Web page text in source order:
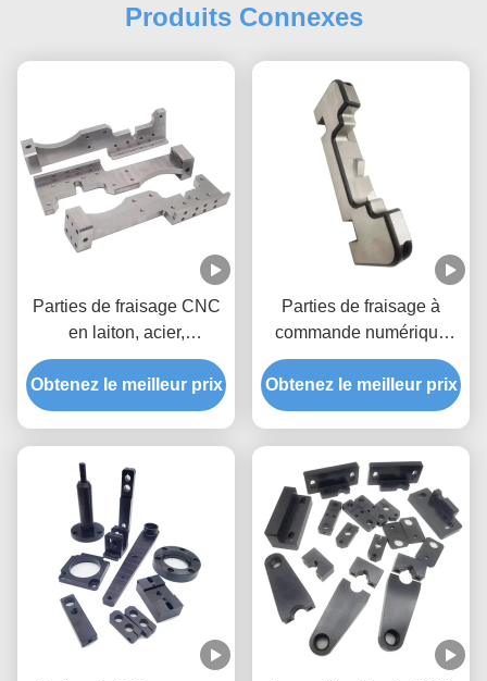
Produits Connexes
Parties de fraisage CNC
en laiton, acier,
aluminium, usine Parties
d'usure de haute
précision
Obtenez le meilleur prix
Parties de fraisage à
commande numérique
sur mesure Fabricants de
pièces métalliques de
flexion Parties de fraisage
Obtenez le meilleur prix